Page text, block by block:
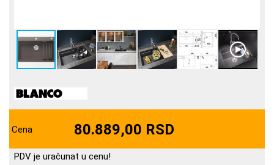
Cena 80.889,00 RSD
PDV je uračunat u cenu!